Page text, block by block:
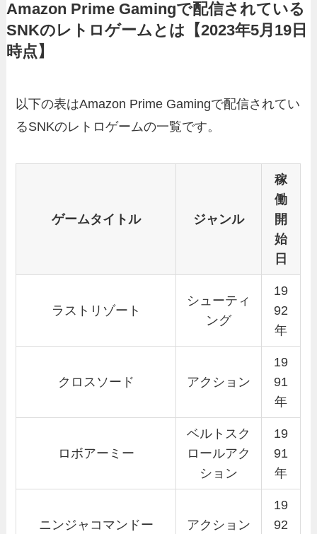
Amazon Prime Gamingで配信されている
SNKのレトロゲームとは【2023年5月19日
時点】
以下の表はAmazon Prime Gamingで配信されてい
るSNKのレトロゲームの一覧です。
ゲームタイトル ジャンル
稼
働
開
始
日
ラストリゾート
シューティ
ング
19
92
年
クロスソード アクション
19
91
年
ロボアーミー
ベルトスク
ロールアク
ション
19
91
年
ニンジャコマンドー アクション
19
92